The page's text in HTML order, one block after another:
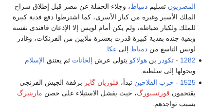
المصريون تسليمدمياط، وجلاء الحملة عن مصر قبل إطلاق سراح
الملك الأسير وغيره من كبار الأسرى، كما اشترطوا دفع فدية كبيرة
للملك ولكبار ضباطه، ولم يكن أمام لويس إلا الإذعان فافتدى نفسه
وبقية جنده بفدية كبيرة قدرت بعشرة ملايين من الفرنكات، وغادر
لويس التاسع مندمياط إلى عكا
1282
-تكودر بنهولاكو يتولى عرش إلخانات ثم يعتنق الإسلام
ويحولها إلى سلطنة.
1525
- حرب الفلاحين تبدأ، فلوريان گاير برفقة الجيش الفرنجي
يقتحمون ڤورتسبورگ، حيث يفشل الاستيلاء على حصن مارينبرگ
بسبب تواجدهم.